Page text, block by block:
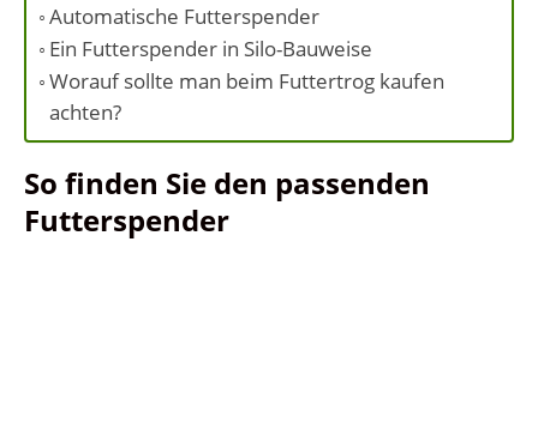
Automatische Futterspender
Ein Futterspender in Silo-Bauweise
Worauf sollte man beim Futtertrog kaufen
achten?
So finden Sie den passenden
Futterspender